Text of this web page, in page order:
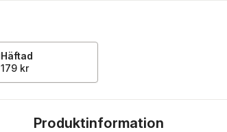
Häftad
179 kr
Produktinformation